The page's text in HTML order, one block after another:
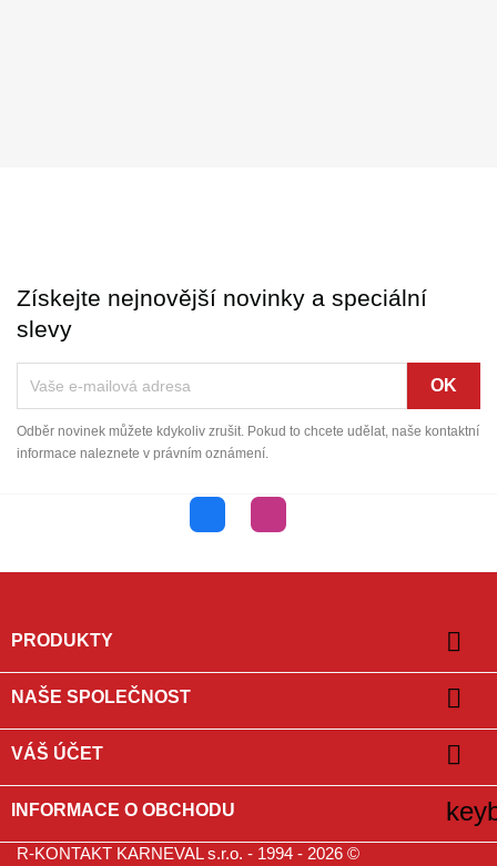
Získejte nejnovější novinky a speciální
slevy
Odběr novinek můžete kdykoliv zrušit. Pokud to chcete udělat, naše kontaktní
informace naleznete v právním oznámení.
Facebook
PRODUKTY 
NAŠE SPOLEČNOST 
VÁŠ ÚČET 
INFORMACE O OBCHODU
R-KONTAKT KARNEVAL s.r.o. - 1994 - 2026 ©